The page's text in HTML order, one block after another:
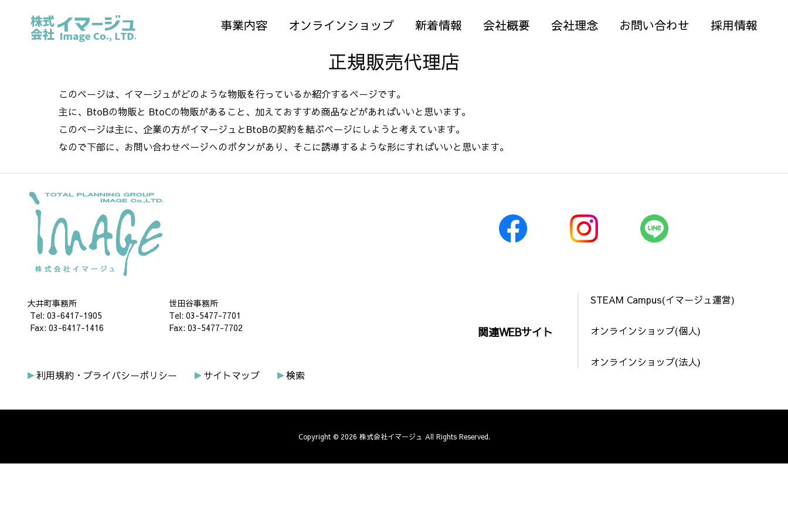
事業内容 オンラインショップ 新着情報 会社概要 会社理念 お問い合わせ 採用情報
正規販売代理店
このページは、イマージュがどのような物販を行っているか紹介するページです。
主に、BtoBの物販と BtoCの物販があること、加えておすすめ商品などがあればいいと思います。
このページは主に、企業の方がイマージュとBtoBの契約を結ぶページにしようと考えています。
なので下部に、お問い合わせページへのボタンがあり、そこに誘導するような形にすればいいと思います。
大井町事務所
Tel: 03-6417-1905
Fax: 03-6417-1416
世田谷事務所
Tel: 03-5477-7701
Fax: 03-5477-7702
利用規約・プライバシーポリシー サイトマップ 検索
関連WEBサイト
STEAM Campus(イマージュ運営)
オンラインショップ(個人)
オンラインショップ(法人)
Copyright © 2026 株式会社イマージュ All Rights Reserved.